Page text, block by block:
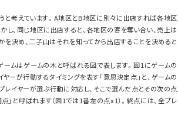
考えています。A地区とB地区に別々に出店すれば各地区
、同じ地区に出店すると、各地区の客を奪い合い、売上は
を決め、二子山はそれを知ってから出店することを決めると
ムはゲームの木と呼ばれる図で表します。図1にゲームの
ーが行動するタイミングを表す「意思決定点」と、ゲームの
レイヤーが選ぶ行動に対応し、そこで選んだ点とその次の点
と呼ばれます（図1では1番左の点x1）。終点には、全プレ